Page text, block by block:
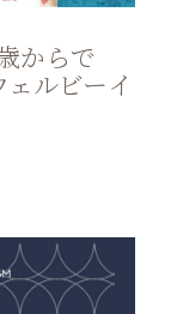
からで
ルビーイ